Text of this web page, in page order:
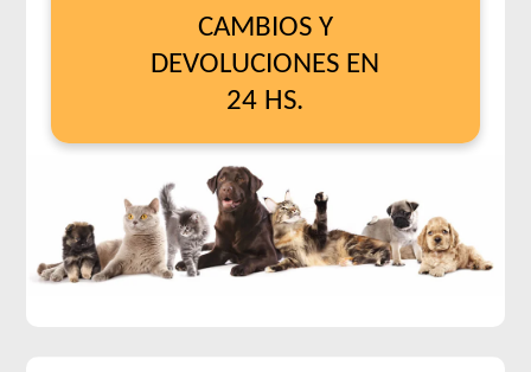
CAMBIOS Y
DEVOLUCIONES EN
24 HS.